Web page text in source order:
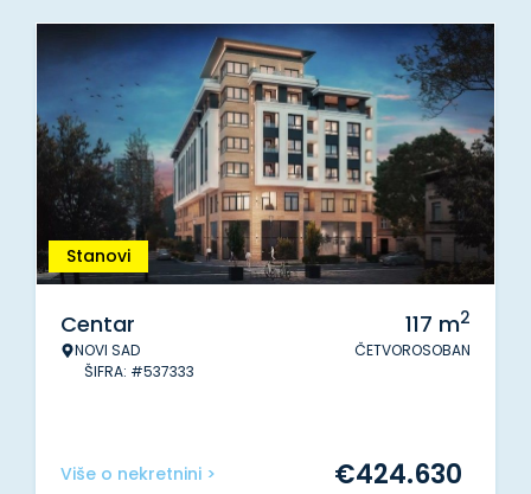
Stanovi
Centar
NOVI SAD
ŠIFRA: #537333
117 m2
ČETVOROSOBAN
Više o nekretnini > €424.630